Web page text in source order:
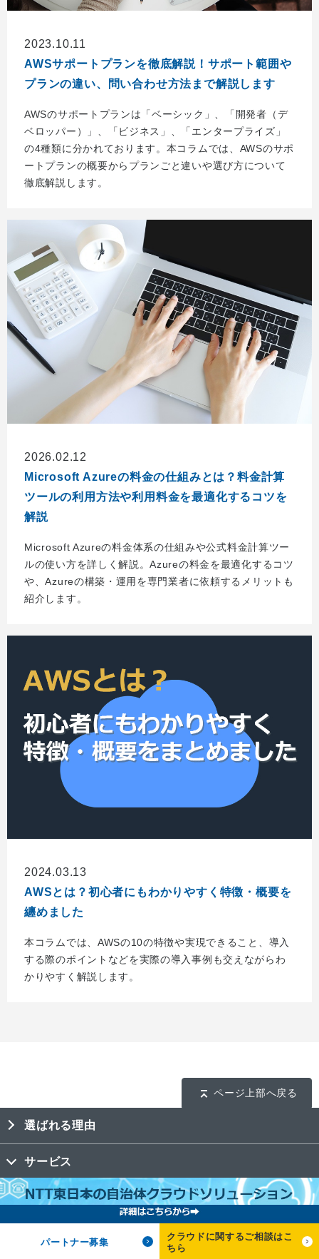
2023.10.11
AWSサポートプランを徹底解説！サポート範囲や
プランの違い、問い合わせ方法まで解説します
AWSのサポートプランは「ベーシック」、「開発者（デ
ベロッパー）」、「ビジネス」、「エンタープライズ」
の4種類に分かれております。本コラムでは、AWSのサポ
ートプランの概要からプランごと違いや選び方について
徹底解説します。
2026.02.12
Microsoft Azureの料金の仕組みとは？料金計算
ツールの利用方法や利用料金を最適化するコツを
解説
Microsoft Azureの料金体系の仕組みや公式料金計算ツー
ルの使い方を詳しく解説。Azureの料金を最適化するコツ
や、Azureの構築・運用を専門業者に依頼するメリットも
紹介します。
2024.03.13
AWSとは？初心者にもわかりやすく特徴・概要を
纏めました
本コラムでは、AWSの10の特徴や実現できること、導入
する際のポイントなどを実際の導入事例も交えながらわ
かりやすく解説します。
ページ上部へ戻る
選ばれる理由
サービス
導入事例
パートナー募集
クラウドに関するご相談はこ
ちら